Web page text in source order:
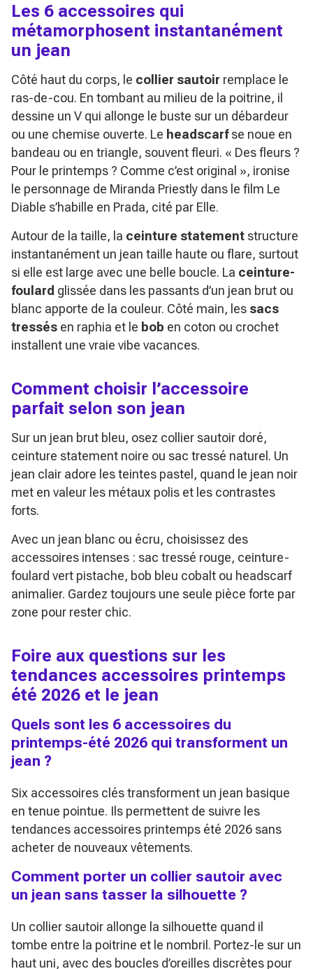
Les 6 accessoires qui
métamorphosent instantanément
un jean
Côté haut du corps, le collier sautoir remplace le
ras-de-cou. En tombant au milieu de la poitrine, il
dessine un V qui allonge le buste sur un débardeur
ou une chemise ouverte. Le headscarfse noue en
bandeau ou en triangle, souvent fleuri. « Des fleurs ?
Pour le printemps ? Comme c’est original », ironise
le personnage de Miranda Priestly dans le film Le
Diable s’habille en Prada, cité par Elle.
Autour de la taille, la ceinture statement structure
instantanément un jean taille haute ou flare, surtout
si elle est large avec une belle boucle. La ceinture-
foulard glissée dans les passants d’un jean brut ou
blanc apporte de la couleur. Côté main, les sacs
tressés en raphia et le bob en coton ou crochet
installent une vraie vibe vacances.
Comment choisir l’accessoire
parfait selon son jean
Sur un jean brut bleu, osez collier sautoir doré,
ceinture statement noire ou sac tressé naturel. Un
jean clair adore les teintes pastel, quand le jean noir
met en valeur les métaux polis et les contrastes
forts.
Avec un jean blanc ou écru, choisissez des
accessoires intenses : sac tressé rouge, ceinture-
foulard vert pistache, bob bleu cobalt ou headscarf
animalier. Gardez toujours une seule pièce forte par
zone pour rester chic.
Foire aux questions sur les
tendances accessoires printemps
été 2026 et le jean
Quels sont les 6 accessoires du
printemps-été 2026 qui transforment un
jean ?
Six accessoires clés transforment un jean basique
en tenue pointue. Ils permettent de suivre les
tendances accessoires printemps été 2026 sans
acheter de nouveaux vêtements.
Comment porter un collier sautoir avec
un jean sans tasser la silhouette ?
Un collier sautoir allonge la silhouette quand il
tombe entre la poitrine et le nombril. Portez-le sur un
haut uni, avec des boucles d’oreilles discrètes pour